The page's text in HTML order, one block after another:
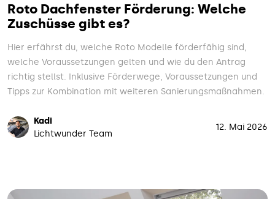
Roto Dachfenster Förderung: Welche
Zuschüsse gibt es?
Hier erfährst du, welche Roto Modelle förderfähig sind,
welche Voraussetzungen gelten und wie du den Antrag
richtig stellst. Inklusive Förderwege, Voraussetzungen und
Tipps zur Kombination mit weiteren Sanierungsmaßnahmen.
Kadi
Lichtwunder Team
12. Mai 2026